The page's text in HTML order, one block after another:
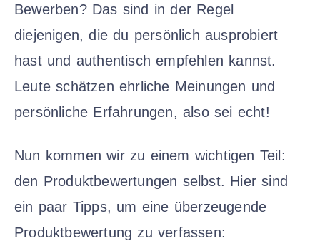
Bewerben? Das sind in der Regel
diejenigen, die du persönlich ausprobiert
hast und authentisch empfehlen kannst.
Leute schätzen ehrliche Meinungen und
persönliche Erfahrungen, also sei echt!
Nun kommen wir zu einem wichtigen Teil:
den Produktbewertungen selbst. Hier sind
ein paar Tipps, um eine überzeugende
Produktbewertung zu verfassen: